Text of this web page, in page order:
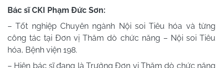
Bác sĩ CKI Phạm Đức Sơn:
– Tốt nghiệp Chuyên ngành Nội soi Tiêu hóa và từng
công tác tại Đơn vị Thăm dò chức năng – Nội soi Tiêu
hóa, Bệnh viện 198.
– Hiện bác sĩ đang là Trưởng Đơn vị Thăm dò chức năng